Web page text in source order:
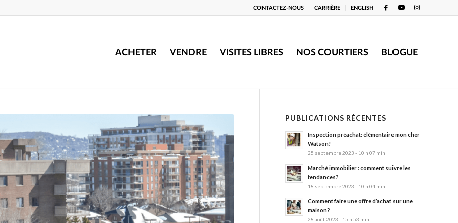
CONTACTEZ-NOUS CARRIÈRE ENGLISH
ACHETER VENDRE VISITES LIBRES NOS COURTIERS BLOGUE
PUBLICATIONS RÉCENTES
Inspection préachat: élémentaire mon cher
Watson!
25 septembre 2023 - 10 h 07 min
Marché immobilier : comment suivre les
tendances?
18 septembre 2023 - 10 h 04 min
Comment faire une offre d’achat sur une
maison?
28 août 2023 - 15 h 53 min